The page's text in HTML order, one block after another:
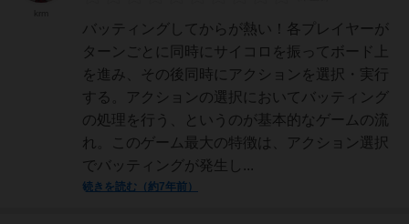
バッティングしてからが熱い！各プレイヤーが
ターンごとに同時にサイコロを振ってボード上
を進み、その後同時にアクションを選択・実行
する。アクションの選択においてバッティング
の処理を行う、というのが基本的なゲームの流
れ。このゲーム最大の特徴は、アクション選択
でバッティングが発生し...
続きを読む（約7年前）